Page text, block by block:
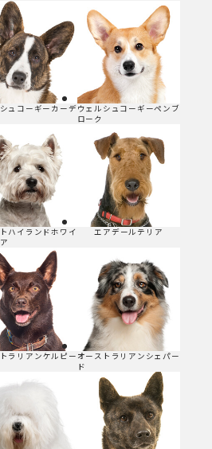
ュコーギーカーデ ウェルシュコーギーペンブ
ローク
ハイランドホワイ
エアデールテリア
ラリアンケルピー オーストラリアンシェパー
ド